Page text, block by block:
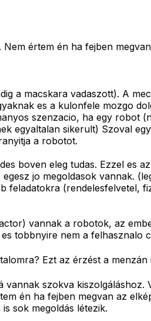
értem én ha fejben
a macskara vadaszott). A
es a kulonfele mozgo
szenzacio, ha egy robot
egyaltalan sikerult) Szoval
a robotot.
boven eleg tudas. Ezzel es
jo megoldasok vannak.
(rendelesfelvetel,
vannak a robotok, az
tobbnyire nem a felhasznalo
Ezt az érzést a menzán
szokva
én ha fejben megvan az
sok megoldás létezik.